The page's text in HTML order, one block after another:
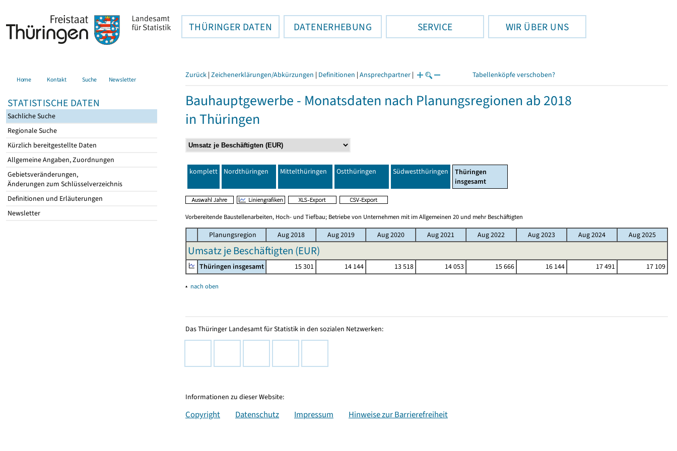
THÜRINGER DATEN DATENERHEBUNG SERVICE WIR ÜBER UNS
Home Kontakt Suche Newsletter
STATISTISCHE DATEN
Sachliche Suche
Regionale Suche
Kürzlich bereitgestellte Daten
Allgemeine Angaben, Zuordnungen
Gebietsveränderungen,
Änderungen zum Schlüsselverzeichnis
Definitionen und Erläuterungen
Newsletter
Zurück | Zeichenerklärungen/Abkürzungen | Definitionen | Ansprechpartner | Tabellenköpfe verschoben?
Bauhauptgewerbe - Monatsdaten nach Planungsregionen ab 2018
in Thüringen
komplett Nordthüringen Mittelthüringen Ostthüringen Südwestthüringen
Thüringen
insgesamt
Vorbereitende Baustellenarbeiten, Hoch- und Tiefbau; Betriebe von Unternehmen mit im Allgemeinen 20 und mehr Beschäftigten
Planungsregion Aug 2018 Aug 2019 Aug 2020 Aug 2021 Aug 2022 Aug 2023 Aug 2024 Aug 2025
Umsatz je Beschäftigten (EUR)
Thüringen insgesamt 15 301 14 144 13 518 14 053 15 666 16 144 17 491 17 109
▴ nach oben
Das Thüringer Landesamt für Statistik in den sozialen Netzwerken:
Informationen zu dieser Website:
Copyright Datenschutz Impressum Hinweise zur Barrierefreiheit